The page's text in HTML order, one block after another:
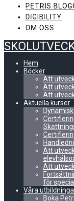
PETRIS
DIGIBILITY
OM OSS
Hem
Böcker
Att
Att
Att
Aktuella kurser
Att
Att
för
Våra
Boka